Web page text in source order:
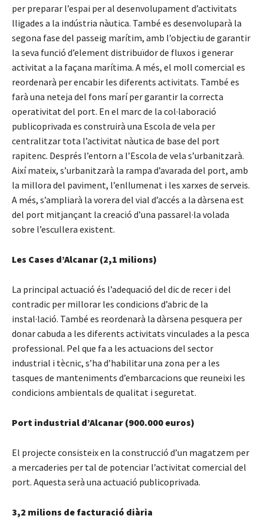
per preparar l’espai per al desenvolupament d’activitats
lligades a la indústria nàutica. També es desenvoluparà la
segona fase del passeig marítim, amb l’objectiu de garantir
la seva funció d’element distribuïdor de fluxos i generar
activitat a la façana marítima. A més, el moll comercial es
reordenarà per encabir les diferents activitats. També es
farà una neteja del fons marí per garantir la correcta
operativitat del port. En el marc de la col·laboració
publicoprivada es construirà una Escola de vela per
centralitzar tota l’activitat nàutica de base del port
rapitenc. Després l’entorn a l’Escola de vela s’urbanitzarà.
Així mateix, s’urbanitzarà la rampa d’avarada del port, amb
la millora del paviment, l’enllumenat i les xarxes de serveis.
A més, s’ampliarà la vorera del vial d’accés a la dàrsena est
del port mitjançant la creació d’una passarel·la volada
sobre l’escullera existent.
Les Cases d’Alcanar (2,1 milions)
La principal actuació és l’adequació del dic de recer i del
contradic per millorar les condicions d’abric de la
instal·lació. També es reordenarà la dàrsena pesquera per
donar cabuda a les diferents activitats vinculades a la pesca
professional. Pel que fa a les actuacions del sector
industrial i tècnic, s’ha d’habilitar una zona per a les
tasques de manteniments d’embarcacions que reuneixi les
condicions ambientals de qualitat i seguretat.
Port industrial d’Alcanar (900.000 euros)
El projecte consisteix en la construcció d’un magatzem per
a mercaderies per tal de potenciar l’activitat comercial del
port. Aquesta serà una actuació publicoprivada.
3,2 milions de facturació diària